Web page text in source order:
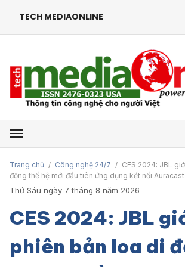
TECH MEDIAONLINE
Mở menu
Trang chủ / Công nghệ 24/7 / CES 2024: JBL
động thế hệ mới đầu tiên ứng dụng kết nối Auracast
Thứ Sáu ngày 7 tháng 8 năm 2026
CES 2024: JBL
phiên bản loa di